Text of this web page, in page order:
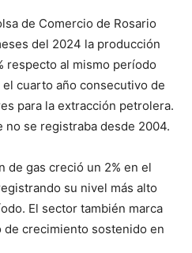
de Comercio de Rosario
del 2024 la producción
respecto al mismo período
cuarto año consecutivo de
para la extracción petrolera.
no se registraba desde 2004.
de gas creció un 2% en el
su nivel más alto
El sector también marca
crecimiento sostenido en